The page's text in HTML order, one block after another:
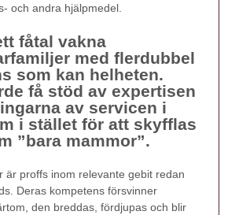
och andra hjälpmedel.
fåtal vakna
med flerdubbel
som kan helheten.
få stöd av expertisen
av servicen i
i stället för att skyfflas
”bara mammor”.
är proffs inom relevante gebit redan
Deras kompetens försvinner
den breddas, fördjupas och blir